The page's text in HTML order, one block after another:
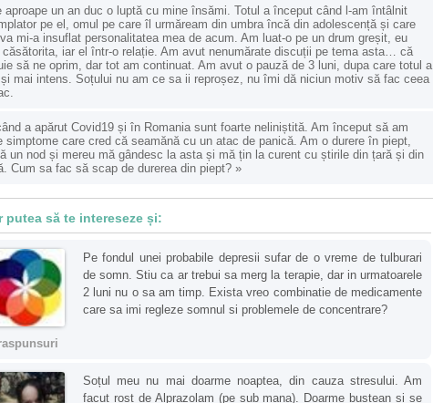
aproape un an duc o luptă cu mine însămi. Totul a început când l-am întâlnit
pe el, omul pe care îl urmăream din umbra încă din adolescență și care
mi-a insuflat personalitatea mea de acum. Am luat-o pe un drum greșit, eu
căsătorita, iar el într-o relație. Am avut nenumărate discuții pe tema asta… că
să ne oprim, dar tot am continuat. Am avut o pauză de 3 luni, dupa care totul a
mai intens. Soțului nu am ce sa ii reproșez, nu îmi dă niciun motiv să fac ceea
a apărut Covid19 și în Romania sunt foarte neliniștită. Am început să am
simptome care cred că seamănă cu un atac de panică. Am o durere în piept,
un nod și mereu mă gândesc la asta și mă țin la curent cu știrile din țară și din
Cum sa fac să scap de durerea din piept? »
putea să te intereseze și:
Pe fondul unei probabile depresii sufar de o vreme de tulburari
de somn. Stiu ca ar trebui sa merg la terapie, dar in urmatoarele
2 luni nu o sa am timp. Exista vreo combinatie de medicamente
care sa imi regleze somnul si problemele de concentrare?
Soțul meu nu mai doarme noaptea, din cauza stresului. Am
facut rost de Alprazolam (pe sub mana). Doarme bustean si se